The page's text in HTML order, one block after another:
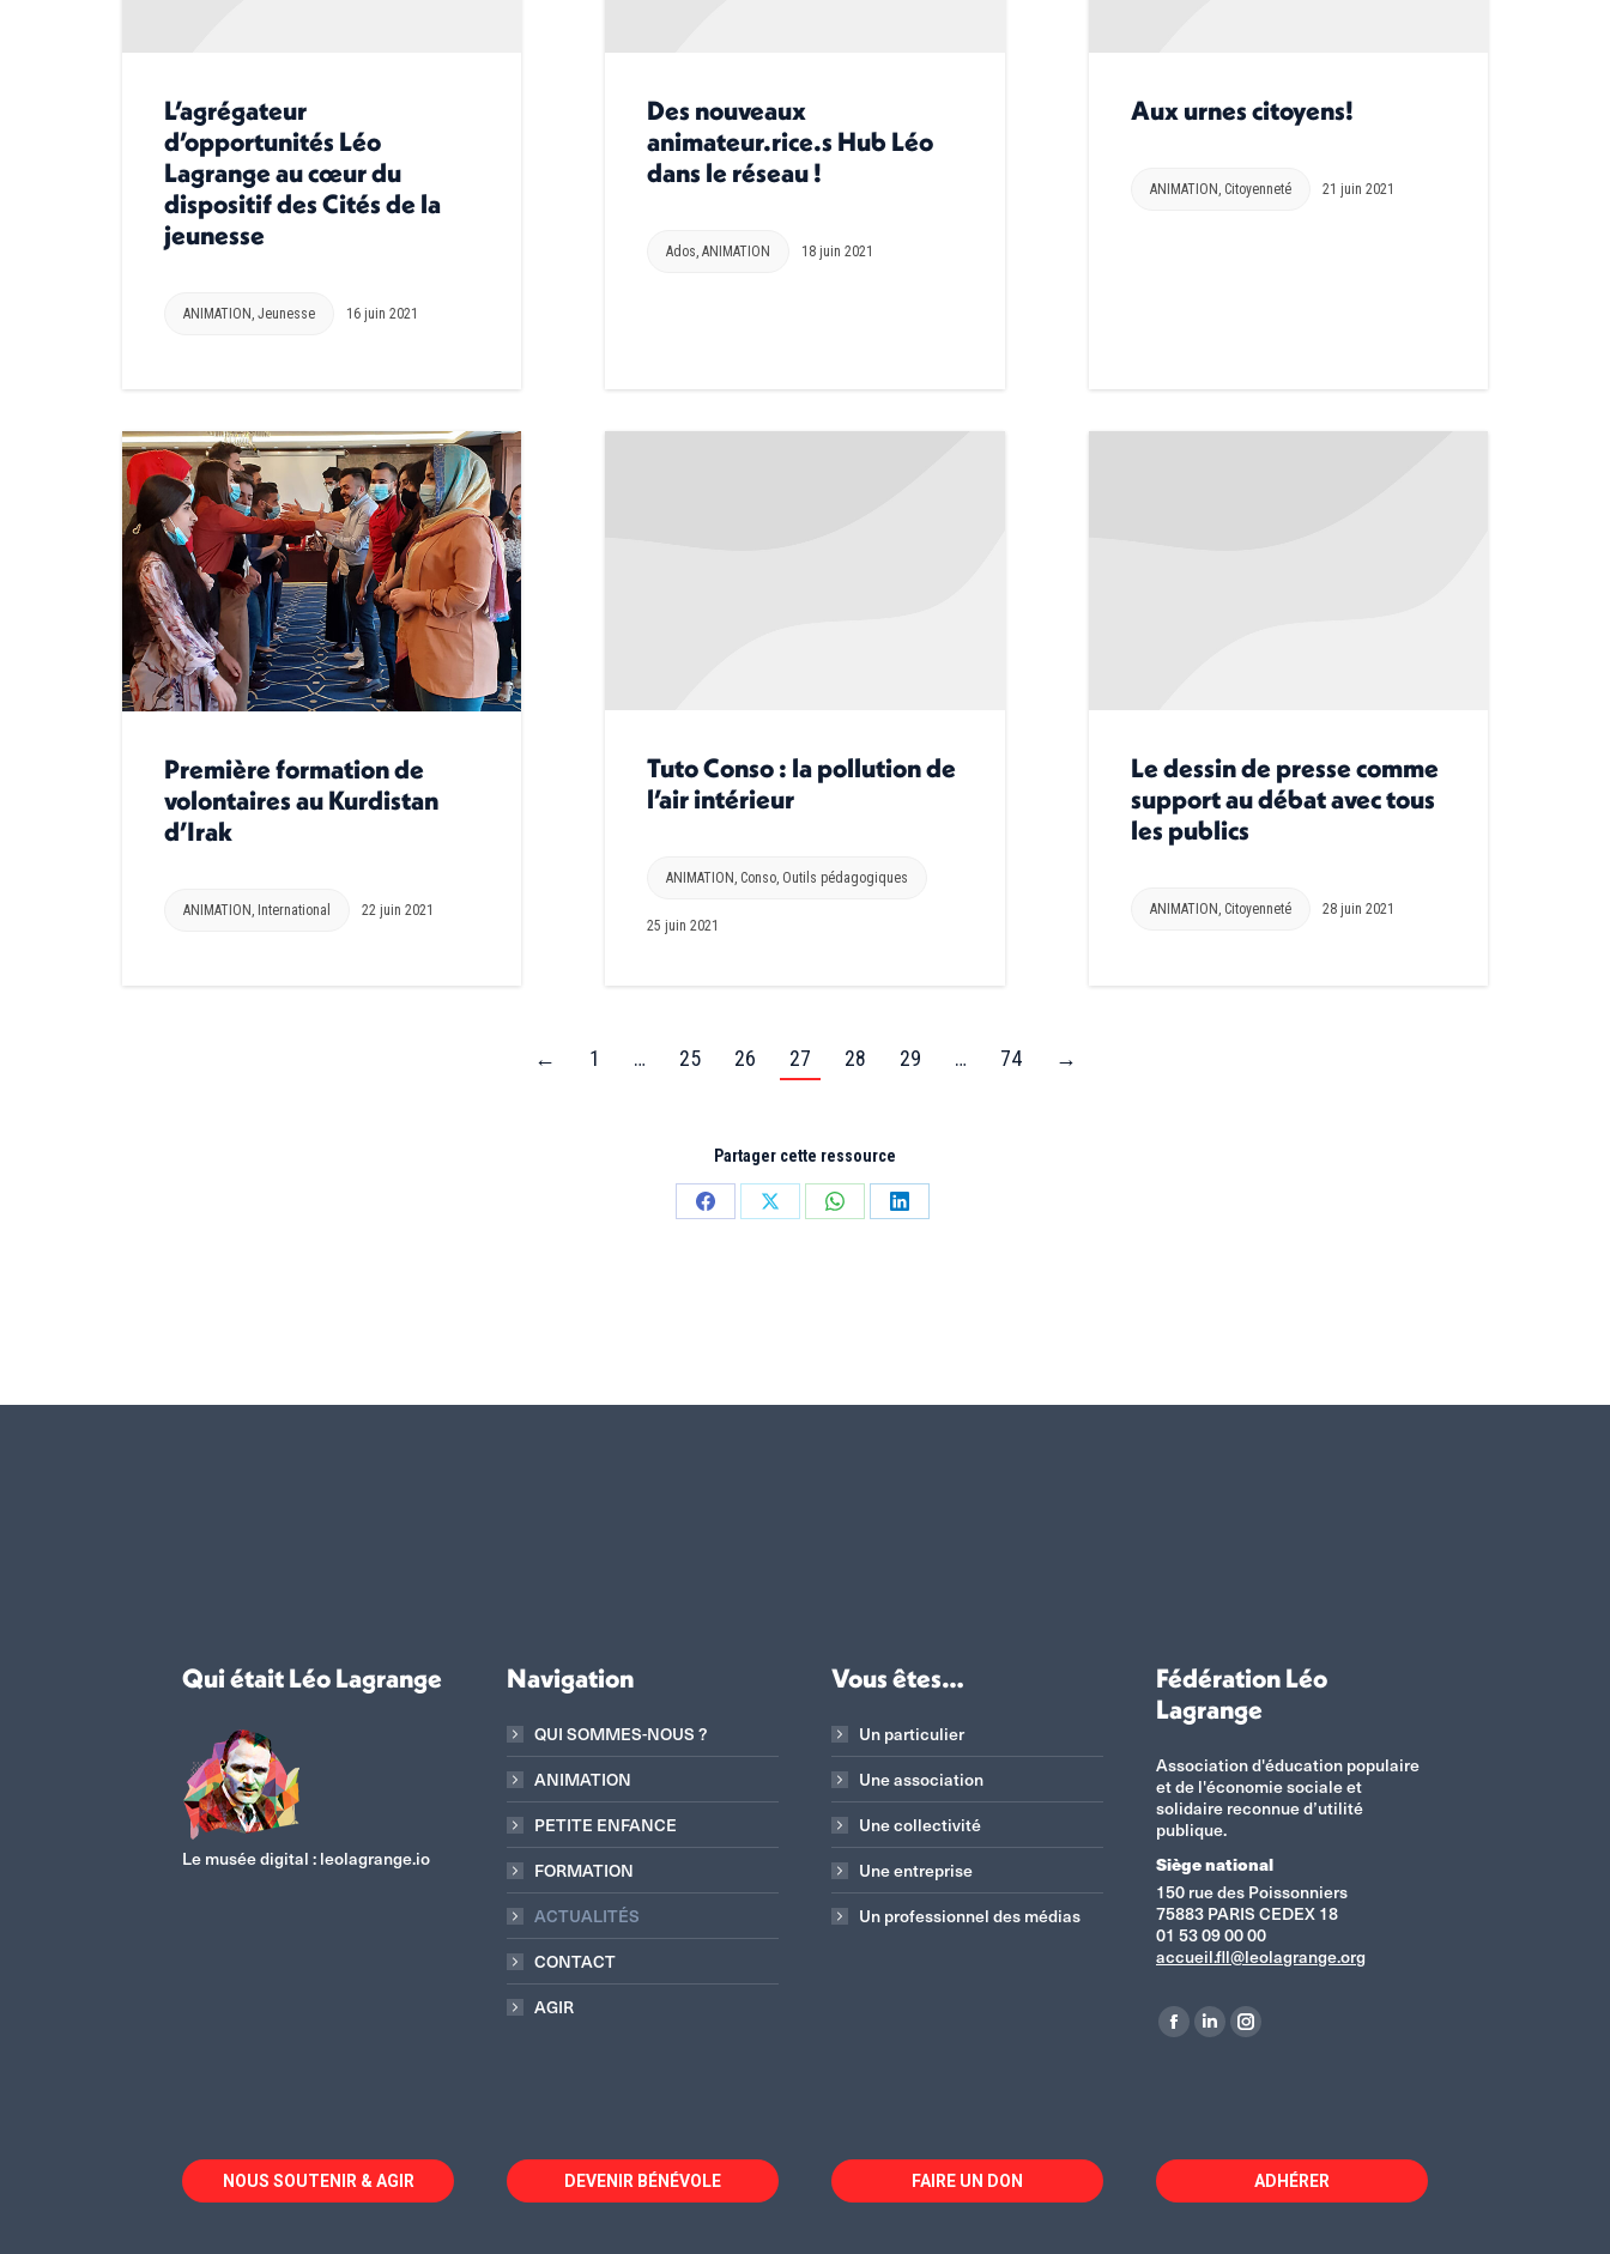
L’agrégateur
d’opportunités Léo
Lagrange au cœur du
dispositif des Cités de la
jeunesse
ANIMATION , Jeunesse 16 juin 2021
Des nouveaux
animateur.rice.s Hub Léo
dans le réseau !
Ados,ANIMATION 18 juin 2021
Aux urnes citoyens!
ANIMATION , Citoyenneté 21 juin 2021
Première formation de
volontaires au Kurdistan
d’Irak
ANIMATION International 22 juin 2021
Tuto Conso : la pollution de
l’air intérieur
ANIMATION , Conso, Outils pédagogiques
25 juin 2021
Le dessin de presse comme
support au débat avec tous
les publics
ANIMATION , Citoyenneté 28 juin 2021
← 1 … 25 26 27 28 29 … 74 →
Partager cette ressource
PartagerPartagerPartagerPartager
Qui était Léo Lagrange
Le musée digital : leolagrange.io
Navigation
QUI SOMMES-NOUS ?
ANIMATION
PETITE ENFANCE
FORMATION
ACTUALITÉS
CONTACT
AGIR
Vous êtes…
Un particulier
Une association
Une collectivité
Une entreprise
Un professionnel des médias
Fédération Léo
Lagrange
Association d'éducation populaire
et de l'économie sociale et
solidaire reconnue d’utilité
publique.
Siège national
150 rue des Poissonniers
75883 PARIS CEDEX 18
01 53 09 00 00
accueil.fll@leolagrange.org
Retrouvez-nous sur :
La
dans
La
dans
La
dans
une
NOUS SOUTENIR & AGIR DEVENIR BÉNÉVOLE FAIRE UN DON ADHÉRER